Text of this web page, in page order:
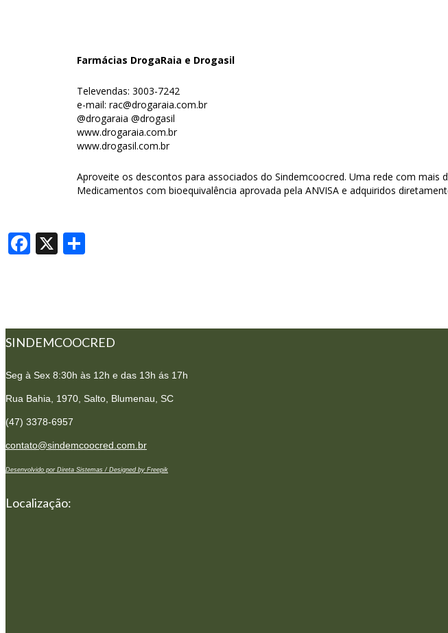
Farmácias DrogaRaia e Drogasil
Televendas: 3003-7242
e-mail: rac@drogaraia.com.br
@drogaraia @drogasil
www.drogaraia.com.br
www.drogasil.com.br
Aproveite os descontos para associados do Sindemcoocred. Uma rede com mais
Medicamentos com bioequivalência aprovada pela ANVISA e adquiridos
Facebook
X
SINDEMCOOCRED
Seg à Sex 8:30h às 12h e das 13h ás 17h
Rua Bahia, 1970, Salto, Blumenau, SC
(47) 3378-6957
contato@sindemcoocred.com.br
Desenvolvido por Direta Sistemas / Designed by Freepik
Localização: